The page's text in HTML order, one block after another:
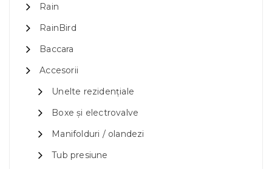
Rain
RainBird
Baccara
Accesorii
Unelte rezidențiale
Boxe și electrovalve
Manifolduri / olandezi
Tub presiune